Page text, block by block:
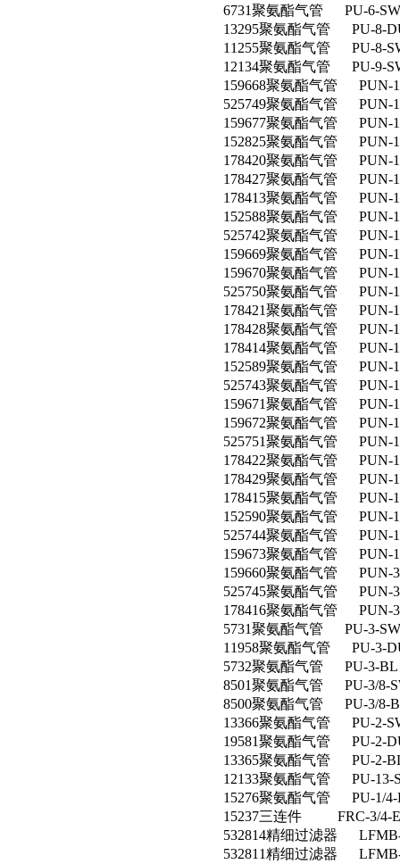
6731聚氨酯气管 PU-6-SW
13295聚氨酯气管 PU-8-
11255聚氨酯气管 PU-8-
12134聚氨酯气管 PU-9-
159668聚氨酯气管 PUN-
525749聚氨酯气管 PUN-
159677聚氨酯气管 PUN-
152825聚氨酯气管 PUN-
178420聚氨酯气管 PUN-
178427聚氨酯气管 PUN-
178413聚氨酯气管 PUN-
152588聚氨酯气管 PUN-
525742聚氨酯气管 PUN-
159669聚氨酯气管 PUN-
159670聚氨酯气管 PUN-
525750聚氨酯气管 PUN-
178421聚氨酯气管 PUN-
178428聚氨酯气管 PUN-
178414聚氨酯气管 PUN-
152589聚氨酯气管 PUN-
525743聚氨酯气管 PUN-
159671聚氨酯气管 PUN-
159672聚氨酯气管 PUN-
525751聚氨酯气管 PUN-
178422聚氨酯气管 PUN-
178429聚氨酯气管 PUN-
178415聚氨酯气管 PUN-
152590聚氨酯气管 PUN-
525744聚氨酯气管 PUN-
159673聚氨酯气管 PUN-
159660聚氨酯气管 PUN-
525745聚氨酯气管 PUN-
178416聚氨酯气管 PUN-
5731聚氨酯气管 PU-3-SW
11958聚氨酯气管 PU-3-
5732聚氨酯气管 PU-3-BL
8501聚氨酯气管 PU-3/8-
8500聚氨酯气管 PU-3/8-
13366聚氨酯气管 PU-2-
19581聚氨酯气管 PU-2-
13365聚氨酯气管 PU-2-
12133聚氨酯气管 PU-13-
15276聚氨酯气管 PU-1/4-
15237三连件 FRC-3/4-E
532814精细过滤器
532811精细过滤器